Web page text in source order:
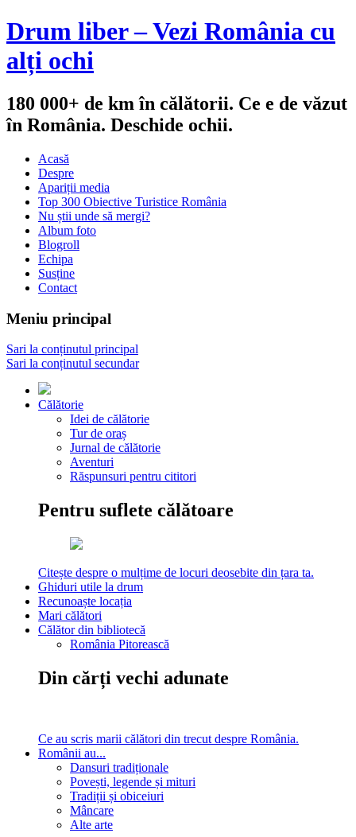
Drum liber – Vezi România cu
alți ochi
180 000+ de km în călătorii. Ce e de văzut
în România. Deschide ochii.
Acasă
Despre
Apariții media
Top 300 Obiective Turistice România
Nu știi unde să mergi?
Album foto
Blogroll
Echipa
Susține
Contact
Meniu principal
Sari la conținutul principal
Sari la conținutul secundar
Călătorie
Idei de călătorie
Tur de oraș
Jurnal de călătorie
Aventuri
Răspunsuri pentru cititori
Pentru suflete călătoare
Citește despre o mulțime de locuri deosebite din țara ta.
Ghiduri utile la drum
Recunoaște locația
Mari călători
Călător din bibliotecă
România Pitorească
Din cărți vechi adunate
Ce au scris marii călători din trecut despre România.
Românii au...
Dansuri tradiționale
Povești, legende și mituri
Tradiții și obiceiuri
Mâncare
Alte arte